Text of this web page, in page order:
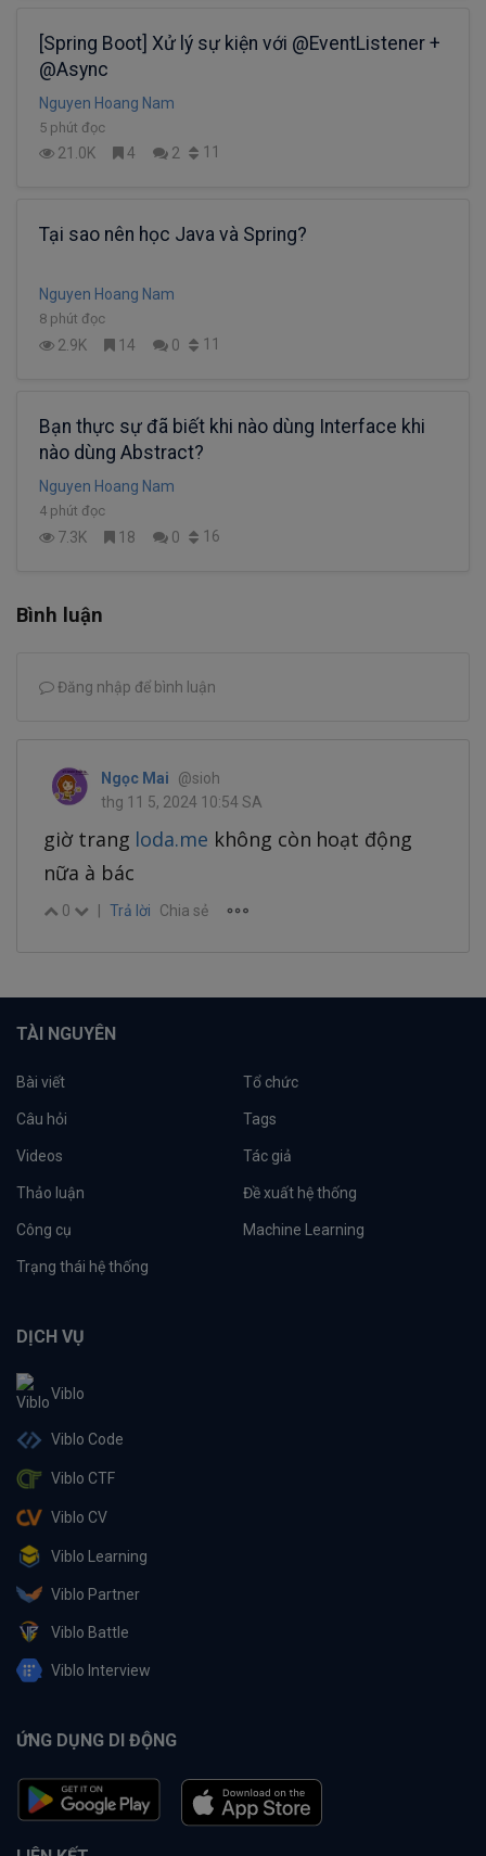
[Spring Boot] Xử lý sự kiện với @EventListener +
@Async
Nguyen Hoang Nam
5 phút đọc
21.0K 4 2 11
Tại sao nên học Java và Spring?
Nguyen Hoang Nam
8 phút đọc
2.9K 14 0 11
Bạn thực sự đã biết khi nào dùng Interface khi
nào dùng Abstract?
Nguyen Hoang Nam
4 phút đọc
7.3K 18 0 16
Bình luận
Đăng nhập để bình luận
Ngọc Mai
@sioh
thg 11 5, 2024 10:54 SA
giờ trang loda.me không còn hoạt động
nữa à bác
0 Trả lời Chia sẻ
TÀI NGUYÊN
Bài viết Tổ chức
Câu hỏi Tags
Videos Tác giả
Thảo luận Đề xuất hệ thống
Công cụ Machine Learning
Trạng thái hệ thống
DỊCH VỤ
Viblo
Viblo Code
Viblo CTF
Viblo CV
Viblo Learning
Viblo Partner
Viblo Battle
Viblo Interview
ỨNG DỤNG DI ĐỘNG